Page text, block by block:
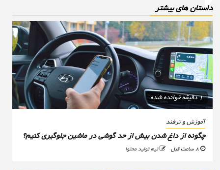
های بیشتر
1 دقیقه خوانده شده
آموزش و ترفند
چگونه از داغ شدن بیش از حد گوشی در ماشین جلوگیری کنیم؟
تیم تولید محتوا